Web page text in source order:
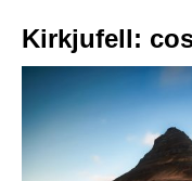
Kirkjufell: